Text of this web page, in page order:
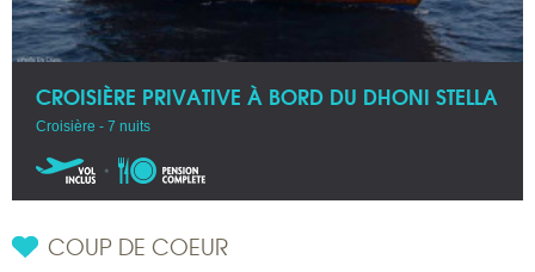
CROISIÈRE PRIVATIVE À BORD DU DHONI STELLA
Croisière - 7 nuits
COUP DE COEUR